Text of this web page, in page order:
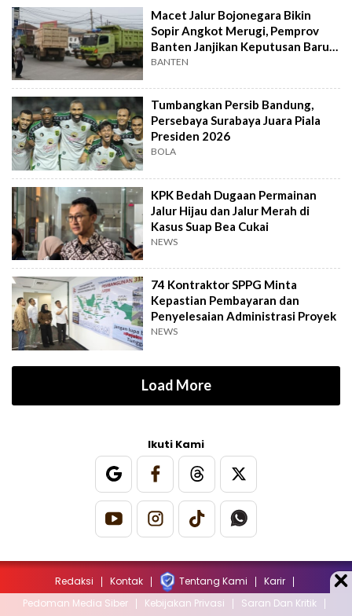
Macet Jalur Bojonegara Bikin
Sopir Angkot Merugi, Pemprov
Banten Janjikan Keputusan Baru 4
Hari Lagi
BANTEN
Tumbangkan Persib Bandung,
Persebaya Surabaya Juara Piala
Presiden 2026
BOLA
KPK Bedah Dugaan Permainan
Jalur Hijau dan Jalur Merah di
Kasus Suap Bea Cukai
NEWS
74 Kontraktor SPPG Minta
Kepastian Pembayaran dan
Penyelesaian Administrasi Proyek
NEWS
Load More
Ikuti Kami
Redaksi Kontak Tentang Kami
Karir
Pedoman Media Siber
Kebijakan Privasi Saran Dan Kritik